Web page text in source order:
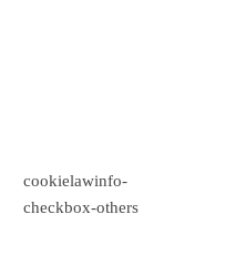
cookielawinfo-
checkbox-others